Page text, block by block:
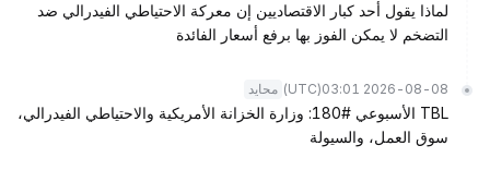
لماذا يقول أحد كبار الاقتصاديين إن معركة الاحتياطي الفيدرالي ضد
التضخم لا يمكن الفوز بها برفع أسعار الفائدة
2026-08-08 03:01
(UTC) محايد
TBL الأسبوعي #180: وزارة الخزانة الأمريكية والاحتياطي الفيدرالي،
سوق العمل، والسيولة